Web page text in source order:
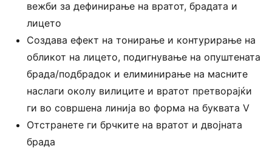
вежби за дефинирање на вратот, брадата и
лицето
Создава ефект на тонирање и контурирање на
обликот на лицето, подигнување на опуштената
брада/подбрадок и елиминирање на масните
наслаги околу вилиците и вратот претворајќи
ги во совршена линија во форма на буквата V
Отстранете ги брчките на вратот и двојната
брада